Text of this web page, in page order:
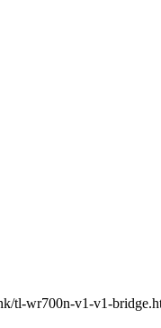
tl-wr700n-v1-v1-